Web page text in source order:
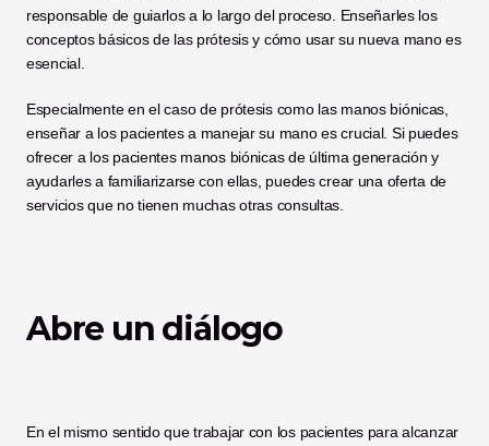
responsable de guiarlos a lo largo del proceso. Enseñarles los
conceptos básicos de las prótesis y cómo usar su nueva mano es
esencial.
Especialmente en el caso de prótesis como las manos biónicas,
enseñar a los pacientes a manejar su mano es crucial. Si puedes
ofrecer a los pacientes manos biónicas de última generación y
ayudarles a familiarizarse con ellas, puedes crear una oferta de
servicios que no tienen muchas otras consultas.
Abre un diálogo
En el mismo sentido que trabajar con los pacientes para alcanzar